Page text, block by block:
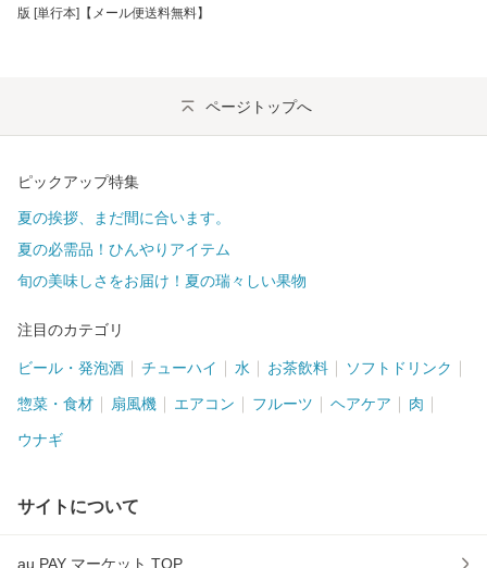
版 [単行本]【メール便送料無料】
ページトップへ
ピックアップ特集
夏の挨拶、まだ間に合います。
夏の必需品！ひんやりアイテム
旬の美味しさをお届け！夏の瑞々しい果物
注目のカテゴリ
ビール・発泡酒 チューハイ 水 お茶飲料 ソフトドリンク
惣菜・食材 扇風機 エアコン フルーツ ヘアケア 肉
ウナギ
サイトについて
au PAY マーケット TOP